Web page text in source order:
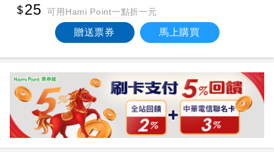
25 可用Hami Point一點折一元
贈送票券 馬上購買